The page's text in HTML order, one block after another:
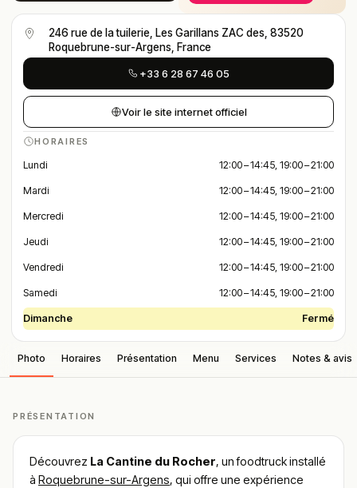
246 rue de la tuilerie, Les Garillans ZAC des, 83520
Roquebrune-sur-Argens, France
+33 6 28 67 46 05
Voir le site internet officiel
HORAIRES
Lundi 12:00 – 14:45, 19:00 – 21:00
Mardi 12:00 – 14:45, 19:00 – 21:00
Mercredi 12:00 – 14:45, 19:00 – 21:00
Jeudi 12:00 – 14:45, 19:00 – 21:00
Vendredi 12:00 – 14:45, 19:00 – 21:00
Samedi 12:00 – 14:45, 19:00 – 21:00
Dimanche Fermé
Photo Horaires Présentation Menu Services Notes & avis
PRÉSENTATION
Découvrez La Cantine du Rocher, un foodtruck installé
à Roquebrune-sur-Argens, qui offre une expérience